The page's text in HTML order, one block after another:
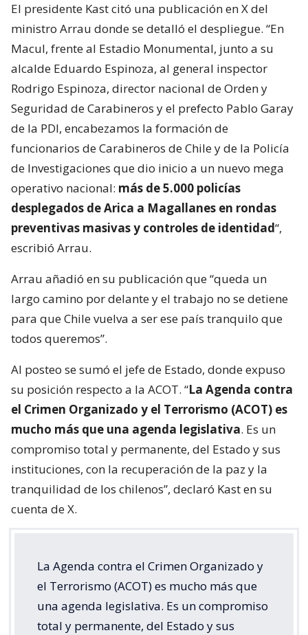
El presidente Kast citó una publicación en X del
ministro Arrau donde se detalló el despliegue. “En
Macul, frente al Estadio Monumental, junto a su
alcalde Eduardo Espinoza, al general inspector
Rodrigo Espinoza, director nacional de Orden y
Seguridad de Carabineros y el prefecto Pablo Garay
de la PDI, encabezamos la formación de
funcionarios de Carabineros de Chile y de la Policía
de Investigaciones que dio inicio a un nuevo mega
operativo nacional: más de 5.000 policías
desplegados de Arica a Magallanes en rondas
preventivas masivas y controles de identidad“,
escribió Arrau.
Arrau añadió en su publicación que “queda un
largo camino por delante y el trabajo no se detiene
para que Chile vuelva a ser ese país tranquilo que
todos queremos”.
Al posteo se sumó el jefe de Estado, donde expuso
su posición respecto a la ACOT. “La Agenda contra
el Crimen Organizado y el Terrorismo (ACOT) es
mucho más que una agenda legislativa. Es un
compromiso total y permanente, del Estado y sus
instituciones, con la recuperación de la paz y la
tranquilidad de los chilenos”, declaró Kast en su
cuenta de X.
La Agenda contra el Crimen Organizado y
el Terrorismo (ACOT) es mucho más que
una agenda legislativa. Es un compromiso
total y permanente, del Estado y sus